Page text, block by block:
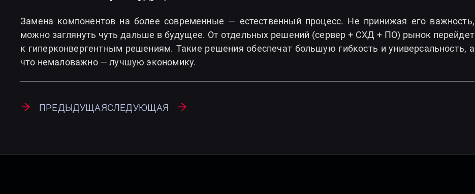
Замена компонентов на более современные — естественный процесс. Не принижая его важность,
можно заглянуть чуть дальше в будущее. От отдельных решений (сервер + СХД + ПО) рынок перейдет
к гиперконвергентным решениям. Такие решения обеспечат большую гибкость и универсальность, а
что немаловажно — лучшую экономику.
ПредыдущаяСледующая